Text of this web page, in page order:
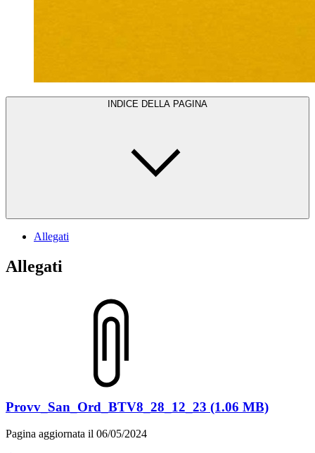
INDICE DELLA PAGINA
Allegati
Allegati
Provv_San_Ord_BTV8_28_12_23 (1.06 MB)
Pagina aggiornata il 06/05/2024